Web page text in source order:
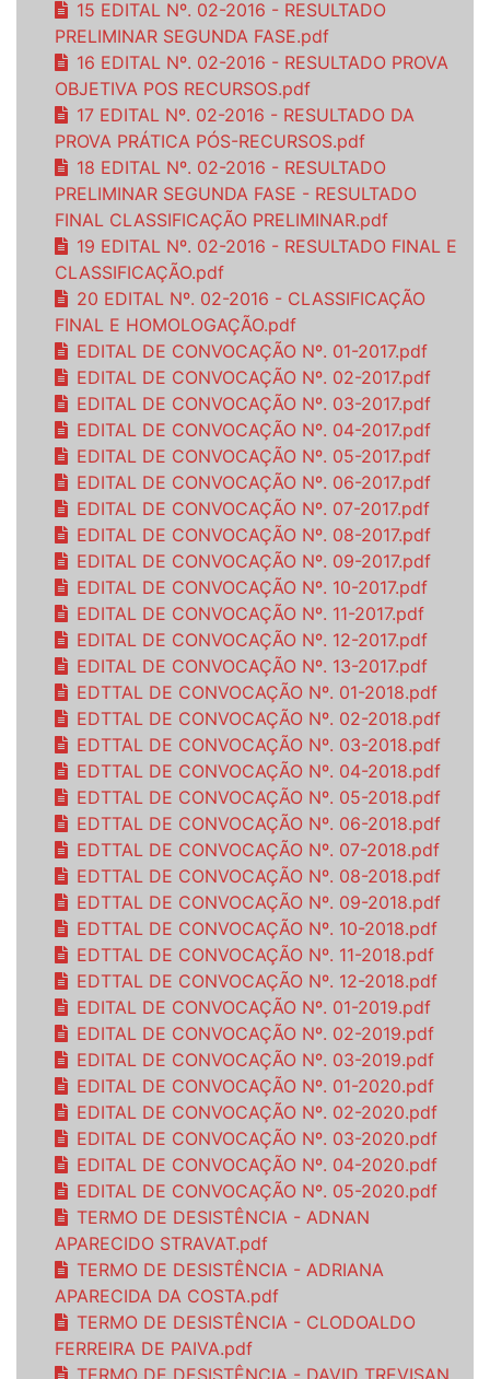
15 EDITAL Nº. 02-2016 - RESULTADO
PRELIMINAR SEGUNDA FASE.pdf
16 EDITAL Nº. 02-2016 - RESULTADO PROVA
OBJETIVA POS RECURSOS.pdf
17 EDITAL Nº. 02-2016 - RESULTADO DA
PROVA PRÁTICA PÓS-RECURSOS.pdf
18 EDITAL Nº. 02-2016 - RESULTADO
PRELIMINAR SEGUNDA FASE - RESULTADO
FINAL CLASSIFICAÇÃO PRELIMINAR.pdf
19 EDITAL Nº. 02-2016 - RESULTADO FINAL E
CLASSIFICAÇÃO.pdf
20 EDITAL Nº. 02-2016 - CLASSIFICAÇÃO
FINAL E HOMOLOGAÇÃO.pdf
EDITAL DE CONVOCAÇÃO Nº. 01-2017.pdf
EDITAL DE CONVOCAÇÃO Nº. 02-2017.pdf
EDITAL DE CONVOCAÇÃO Nº. 03-2017.pdf
EDITAL DE CONVOCAÇÃO Nº. 04-2017.pdf
EDITAL DE CONVOCAÇÃO Nº. 05-2017.pdf
EDITAL DE CONVOCAÇÃO Nº. 06-2017.pdf
EDITAL DE CONVOCAÇÃO Nº. 07-2017.pdf
EDITAL DE CONVOCAÇÃO Nº. 08-2017.pdf
EDITAL DE CONVOCAÇÃO Nº. 09-2017.pdf
EDITAL DE CONVOCAÇÃO Nº. 10-2017.pdf
EDITAL DE CONVOCAÇÃO Nº. 11-2017.pdf
EDITAL DE CONVOCAÇÃO Nº. 12-2017.pdf
EDITAL DE CONVOCAÇÃO Nº. 13-2017.pdf
EDTTAL DE CONVOCAÇÃO Nº. 01-2018.pdf
EDTTAL DE CONVOCAÇÃO Nº. 02-2018.pdf
EDTTAL DE CONVOCAÇÃO Nº. 03-2018.pdf
EDTTAL DE CONVOCAÇÃO Nº. 04-2018.pdf
EDTTAL DE CONVOCAÇÃO Nº. 05-2018.pdf
EDTTAL DE CONVOCAÇÃO Nº. 06-2018.pdf
EDTTAL DE CONVOCAÇÃO Nº. 07-2018.pdf
EDTTAL DE CONVOCAÇÃO Nº. 08-2018.pdf
EDTTAL DE CONVOCAÇÃO Nº. 09-2018.pdf
EDTTAL DE CONVOCAÇÃO Nº. 10-2018.pdf
EDTTAL DE CONVOCAÇÃO Nº. 11-2018.pdf
EDTTAL DE CONVOCAÇÃO Nº. 12-2018.pdf
EDITAL DE CONVOCAÇÃO Nº. 01-2019.pdf
EDITAL DE CONVOCAÇÃO Nº. 02-2019.pdf
EDITAL DE CONVOCAÇÃO Nº. 03-2019.pdf
EDITAL DE CONVOCAÇÃO Nº. 01-2020.pdf
EDITAL DE CONVOCAÇÃO Nº. 02-2020.pdf
EDITAL DE CONVOCAÇÃO Nº. 03-2020.pdf
EDITAL DE CONVOCAÇÃO Nº. 04-2020.pdf
EDITAL DE CONVOCAÇÃO Nº. 05-2020.pdf
TERMO DE DESISTÊNCIA - ADNAN
APARECIDO STRAVAT.pdf
TERMO DE DESISTÊNCIA - ADRIANA
APARECIDA DA COSTA.pdf
TERMO DE DESISTÊNCIA - CLODOALDO
FERREIRA DE PAIVA.pdf
TERMO DE DESISTÊNCIA - DAVID TREVISAN